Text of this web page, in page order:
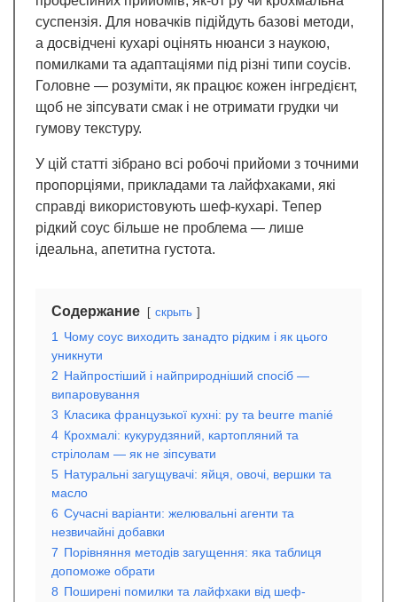
суспензія. Для новачків підійдуть базові методи,
а досвідчені кухарі оцінять нюанси з наукою,
помилками та адаптаціями під різні типи соусів.
Головне — розуміти, як працює кожен інгредієнт,
щоб не зіпсувати смак і не отримати грудки чи
гумову текстуру.
У цій статті зібрано всі робочі прийоми з точними
пропорціями, прикладами та лайфхаками, які
справді використовують шеф-кухарі. Тепер
рідкий соус більше не проблема — лише
ідеальна, апетитна густота.
Содержание скрыть
1
Чому соус виходить занадто рідким і як цього
уникнути
2 Найпростіший і найприродніший спосіб —
випаровування
3 Класика французької кухні: ру та beurre manié
4 Крохмалі: кукурудзяний, картопляний та
стрілолам — як не зіпсувати
5 Натуральні загущувачі: яйця, овочі, вершки та
масло
6 Сучасні варіанти: желювальні агенти та
незвичайні добавки
7 Порівняння методів загущення: яка таблиця
допоможе обрати
8 Поширені помилки та лайфхаки від шеф-